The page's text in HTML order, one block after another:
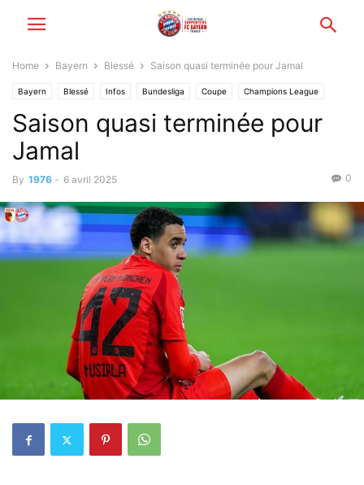
Home Bayern Blessé Saison quasi terminée pour Jamal
Bayern Blessé Infos Bundesliga Coupe Champions League
Saison quasi terminée pour
Jamal
By 1976 - 6 avril 2025 0